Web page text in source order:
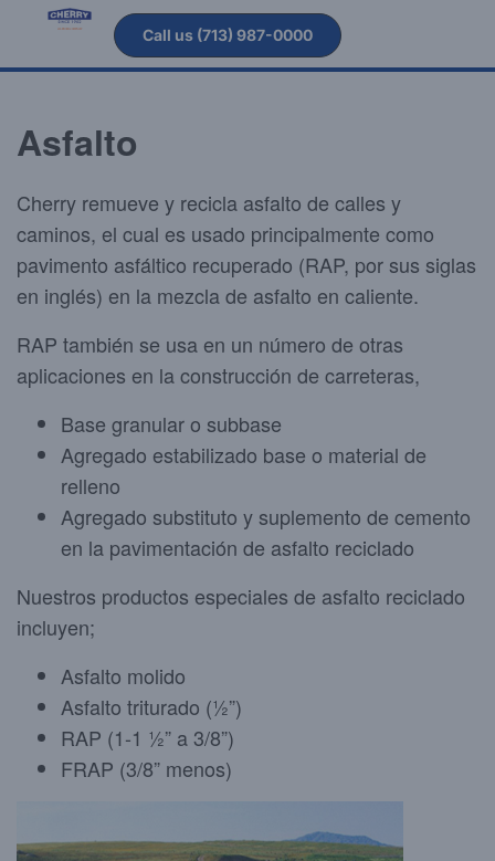
Call us (713) 987-0000
Asfalto
Cherry remueve y recicla asfalto de calles y
caminos, el cual es usado principalmente como
pavimento asfáltico recuperado (RAP, por sus siglas
en inglés) en la mezcla de asfalto en caliente.
RAP también se usa en un número de otras
aplicaciones en la construcción de carreteras,
Base granular o subbase
Agregado estabilizado base o material de
relleno
Agregado substituto y suplemento de cemento
en la pavimentación de asfalto reciclado
Nuestros productos especiales de asfalto reciclado
incluyen;
Asfalto molido
Asfalto triturado (½”)
RAP (1-1 ½” a 3/8”)
FRAP (3/8” menos)